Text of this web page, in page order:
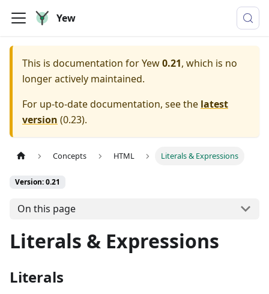
Yew
This is documentation forYew0.21, which is no
longer actively maintained.
For up-to-date documentation, see the latest
version (0.23).
Concepts HTML Literals & Expressions
Version: 0.21
On this page
Literals & Expressions
Literals